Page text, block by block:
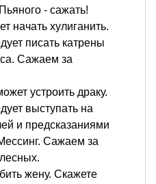
- сажать!
начать хулиганить.
писать катрены
Сажаем за
устроить драку.
выступать на
и предсказаниями
Сажаем за
жену. Скажете